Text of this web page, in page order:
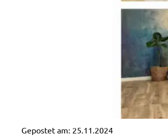
Gepostet am: 25.11.2024